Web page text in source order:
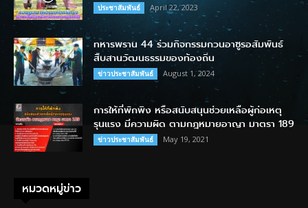
ประชาสัมพันธ์ April 22, 2023
ทหารพราน 44 ร่วมกิจกรรมกวนอาซูรอสัมพันธ์
สืบสานวัฒนธรรมของท้องถิ่น
ข่าวประชาสัมพันธ์ August 1, 2024
การให้ที่พักพิง หรือสนับสนุนช่วยเหลือผู้ก่อเหตุ
รุนแรง มีความผิด ตามกฎหมายอาญา มาตรา 189
ข่าวประชาสัมพันธ์ May 19, 2021
หมวดหมู่ข่าว